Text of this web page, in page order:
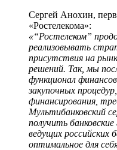
Сергей Анохин,
«Ростелекома»:
«“Ростелеком”
реализовывать
присутствия на
решений. Так, мы
функционал
закупочных
финансирования,
Мультибанковский
получить банковские
ведущих российских
оптимальное для